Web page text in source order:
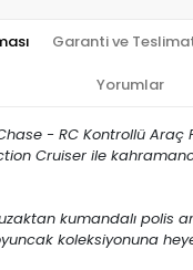
Garanti ve
Yorumlar
- RC Kontrollü Araç
Cruiser ile
kumandalı polis
koleksiyonuna